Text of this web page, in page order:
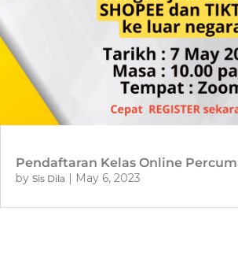
Pendaftaran Kelas Online
by Sis Dila May 6, 2023